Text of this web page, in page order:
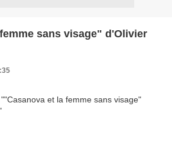
sans visage" d'Olivier